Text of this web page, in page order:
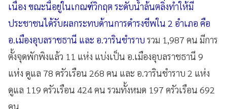
เนื่อง ขณะนี้อยู่ในเกณฑ์วิกฤต ระดับน้ำล้นตลิ่งทำให้มี
ประชาชนได้รับผลกระทบด้านการดำรงชีพใน 2 อำเภอ คือ
อ.เมืองอุบลราชธานี และ อ.วารินชำราบ รวม 1,987 คน มีการ
ตั้งจุดพักพิงแล้ว 11 แห่ง แบ่งเป็น อ.เมืองอุบลราชธานี 9
แห่ง ดูแล 78 ครัวเรือน 268 คน และ อ.วารินชำราบ 2 แห่ง
ดูแล 119 ครัวเรือน 424 คน รวมทั้งหมด 197 ครัวเรือน 692
คน